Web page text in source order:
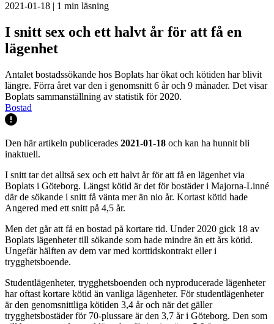
2021-01-18 | 1 min läsning
I snitt sex och ett halvt år för att få en
lägenhet
Antalet bostadssökande hos Boplats har ökat och kötiden har blivit
längre. Förra året var den i genomsnitt 6 år och 9 månader. Det visar
Boplats sammanställning av statistik för 2020.
Bostad
Den här artikeln publicerades 2021-01-18 och kan ha hunnit bli
inaktuell.
I snitt tar det alltså sex och ett halvt år för att få en lägenhet via
Boplats i Göteborg. Längst kötid är det för bostäder i Majorna-Linné
där de sökande i snitt få vänta mer än nio år. Kortast kötid hade
Angered med ett snitt på 4,5 år.
Men det går att få en bostad på kortare tid. Under 2020 gick 18 av
Boplats lägenheter till sökande som hade mindre än ett års kötid.
Ungefär hälften av dem var med korttidskontrakt eller i
trygghetsboende.
Studentlägenheter, trygghetsboenden och nyproducerade lägenheter
har oftast kortare kötid än vanliga lägenheter. För studentlägenheter
är den genomsnittliga kötiden 3,4 år och när det gäller
trygghetsbostäder för 70-plussare är den 3,7 år i Göteborg. Den som